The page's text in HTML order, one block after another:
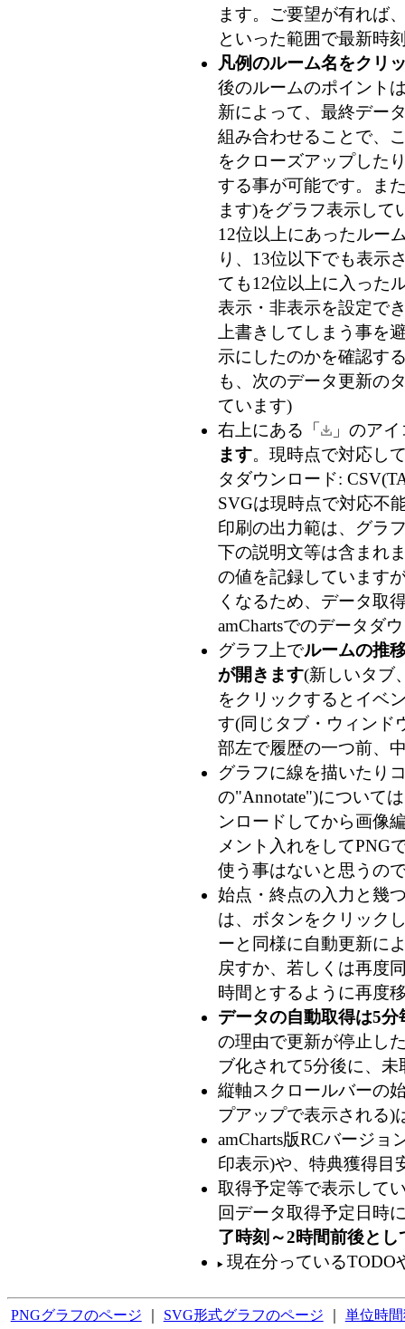
ます。ご要望が有れば
といった範囲で最新時
凡例のルーム名をクリ
後のルームのポイント
新によって、最終デー
組み合わせることで、
をクローズアップした
する事が可能です。ま
ます)をグラフ表示して
12位以上にあったルー
り、13位以下でも表示
ても12位以上に入った
表示・非表示を設定で
上書きしてしまう事を
示にしたのかを確認す
も、次のデータ更新の
ています)
右上にある「
」のアイ
ます。現時点で対応し
タダウンロード:
SVGは現時点で対応不
印刷の出力範は、グラ
下の説明文等は含まれ
の値を記録しています
くなるため、データ取
amChartsでのデータダ
グラフ上でルームの推
が開きます(新しいタブ
をクリックするとイベ
す(同じタブ・ウィンド
部左で履歴の一つ前、
グラフに線を描いたり
の"Annotate")について
ンロードしてから画像
メント入れをしてPNG
使う事はないと思うの
始点・終点の入力と幾
は、ボタンをクリック
ーと同様に自動更新に
戻すか、若しくは再度
時間とするように再度
データの自動取得は5分
の理由で更新が停止し
ブ化されて5分後に、
縦軸スクロールバーの
プアップで表示される)
amCharts版RCバージ
印表示)や、特典獲得目
取得予定等で表示して
回データ取得予定日時
了時刻～2時間前後と
現在分っているTODO
PNGグラフのページ SVG形式グラフのページ 単位時間